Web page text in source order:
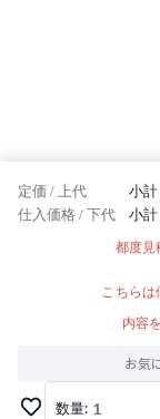
定価 / 上代 小
仕入価格 / 下代 小
都度見
こちらは
内容
お気
数量: 1